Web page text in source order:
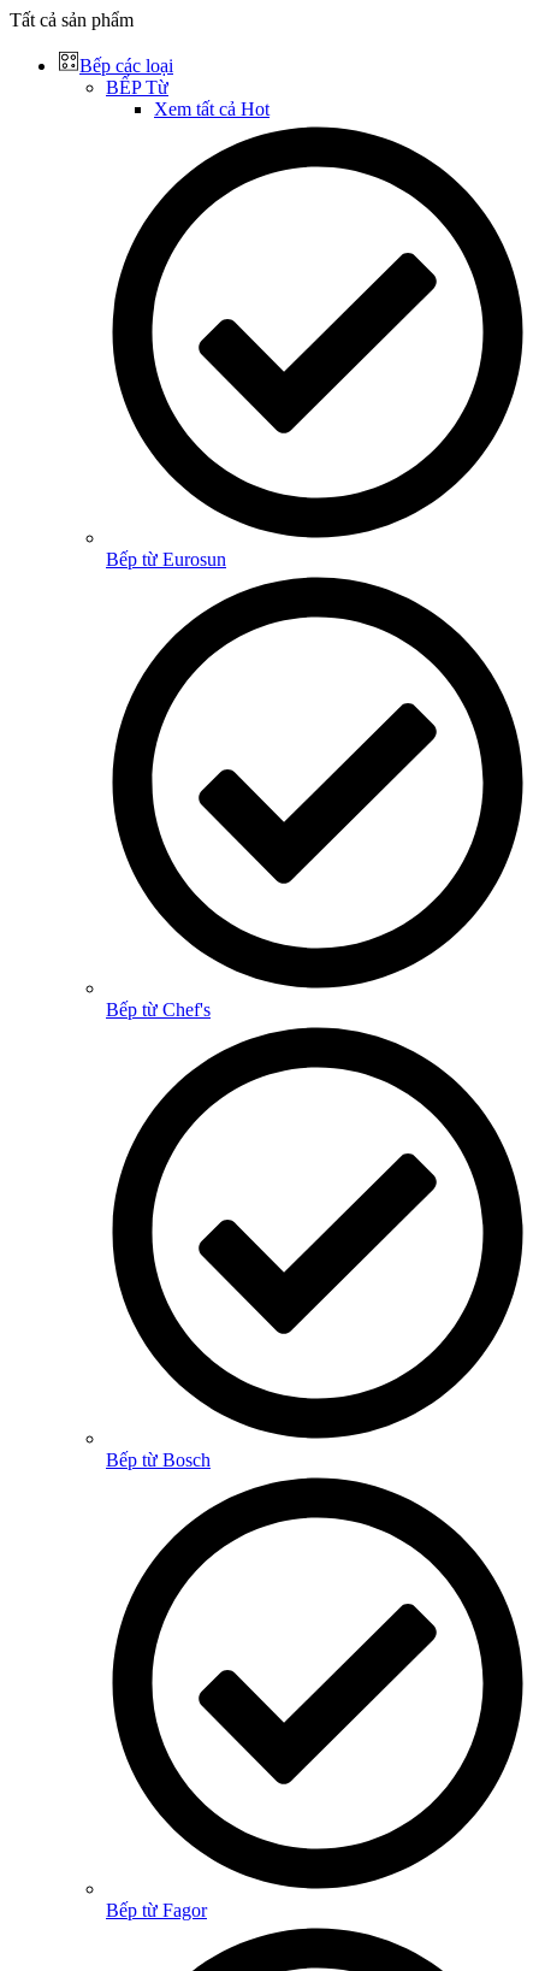
Tất cả sản phẩm
Bếp các loại
BẾP Từ
Xem tất cả Hot
Bếp từ Eurosun
Bếp từ Chef's
Bếp từ Bosch
Bếp từ Fagor